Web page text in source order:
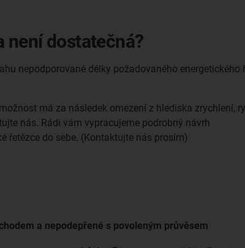
není dostatečná?
nepodporované délky požadovaného
má za následek omezení z hlediska
nás. Rádi vám vypracujeme podrobný návrh
řetězce do sebe. (Kontaktujte nás prosím)
a nepodepřené s povoleným průvěsem